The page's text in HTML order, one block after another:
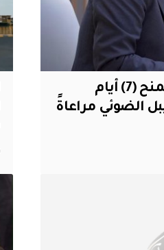
وزير الاتصالات يوجه بمنح (7) أيام
الضوئي مراعاةً